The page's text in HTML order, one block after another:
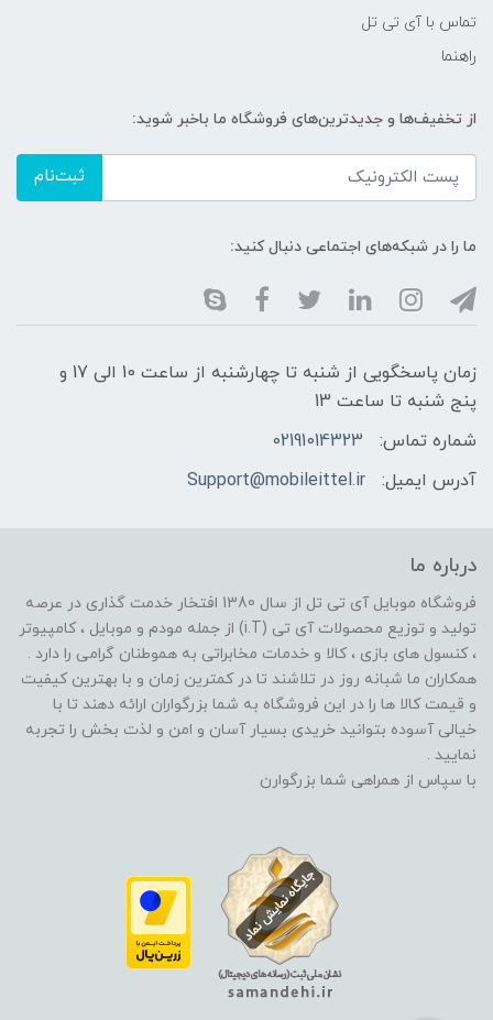
تماس با آی تی تل
راهنما
از تخفیف‌ها و جدیدترین‌های فروشگاه ما باخبر شوید:
ثبت‌نام
ما را در شبکه‌های اجتماعی دنبال کنید:
زمان پاسخگویی از شنبه تا چهارشنبه از ساعت 10 الی 17 و
پنج شنبه تا ساعت 13
شماره تماس:
02191014323
آدرس ایمیل:
Support@mobileittel.ir
درباره ما
فروشگاه موبایل آی تی تل از سال 1380 افتخار خدمت گذاری در عرصه
تولید و توزیع محصولات آی تی (i.T) از جمله مودم و موبایل ، کامپیوتر
، کنسول های بازی ، کالا و خدمات مخابراتی به هموطنان گرامی را دارد .
همکاران ما شبانه روز در تلاشند تا در کمترین زمان و با بهترین کیفیت
و قیمت کالا ها را در این فروشگاه به شما بزرگواران ارائه دهند تا با
خیالی آسوده بتوانید خریدی بسیار آسان و امن و لذت بخش را تجربه
نمایید .
با سپاس از همراهی شما بزرگوارن